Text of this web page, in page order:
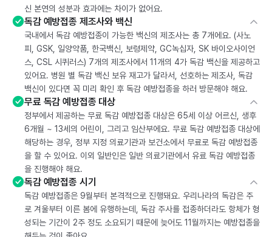
신 본연의 성분과 효과에는 차이가 없어요.
독감 예방접종 제조사와 백신
국내에서 독감 예방접종이 가능한 백신의 제조사는 총 7개에요. (사노
피, GSK, 일양약품, 한국백신, 보령제약, GC녹십자, SK 바이오사이언
스, CSL 시퀴러스) 7개의 제조사에서 11개의 4가 독감 백신을 제공하고
있어요. 병원 별 독감 백신 보유 재고가 달라서, 선호하는 제조사, 독감
백신이 있다면 꼭 미리 확인 후 독감 예방접종을 하러 방문해야 해요.
무료 독감 예방접종 대상
정부에서 제공하는 무료 독감 예방접종 대상은 65세 이상 어르신, 생후
6개월 ~ 13세의 어린이, 그리고 임산부에요. 무료 독감 예방접종 대상에
해당하는 경우, 정부 지정 의료기관과 보건소에서 무료로 독감 예방접종
을 할 수 있어요. 이외 일반인은 일반 의료기관에서 유료 독감 예방접종
을 진행해야 해요.
독감 예방접종 시기
독감 예방접종은 9월부터 본격적으로 진행돼요. 우리나라의 독감은 주
로 겨울부터 이른 봄에 유행하는데, 독감 주사를 접종하더라도 항체가 형
성되는 기간이 2주 정도 소요되기 때문에 늦어도 11월까지는 예방접종을